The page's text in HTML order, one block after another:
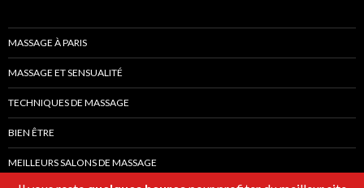
MASSAGE À PARIS
MASSAGE ET SENSUALITÉ
TECHNIQUES DE MASSAGE
BIEN ÊTRE
MEILLEURS SALONS DE MASSAGE